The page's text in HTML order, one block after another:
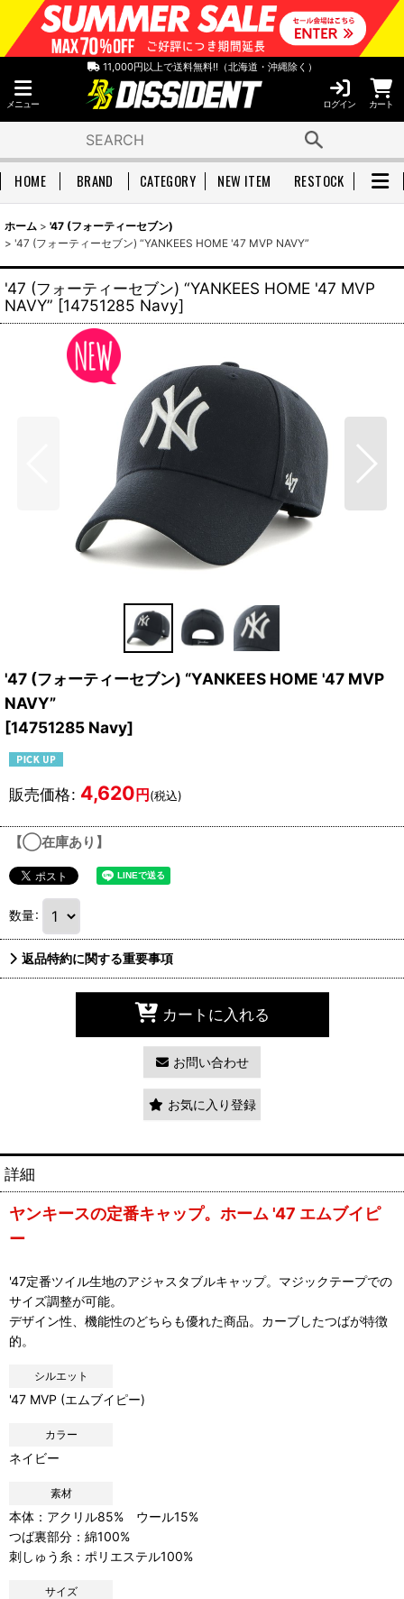
11,000円以上で送料無料!!（北海道・沖縄除く）
メニュー ログイン カート
HOME BRAND CATEGORY NEW ITEM RESTOCK
ホーム > '47 (フォーティーセブン)
> '47 (フォーティーセブン) “YANKEES HOME '47 MVP NAVY”
'47 (フォーティーセブン) “YANKEES HOME '47 MVP
NAVY” [14751285 Navy]
'47 (フォーティーセブン) “YANKEES HOME '47 MVP
NAVY”
[14751285 Navy]
販売価格: 4,620円(税込)
【◯在庫あり】
数量:
返品特約に関する重要事項
カートに入れる
お問い合わせ
お気に入り登録
詳細
ヤンキースの定番キャップ。ホーム '47 エムブイピ
ー
'47定番ツイル生地のアジャスタブルキャップ。マジックテープでの
サイズ調整が可能。
デザイン性、機能性のどちらも優れた商品。カーブしたつばが特徴
的。
シルエット
'47 MVP (エムブイピー)
カラー
ネイビー
素材
本体：アクリル85% ウール15%
つば裏部分：綿100%
刺しゅう糸：ポリエステル100%
サイズ